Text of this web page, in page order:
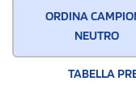
ORDINA
NEUTRO
TABELLA